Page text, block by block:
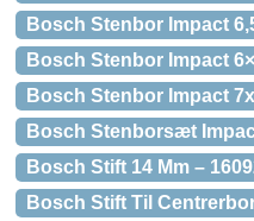
Bosch Stenbor Impact
Bosch Stenbor Impact
Bosch Stenbor Impact
Bosch Stenborsæt
Bosch Stift 14 Mm –
Bosch Stift Til